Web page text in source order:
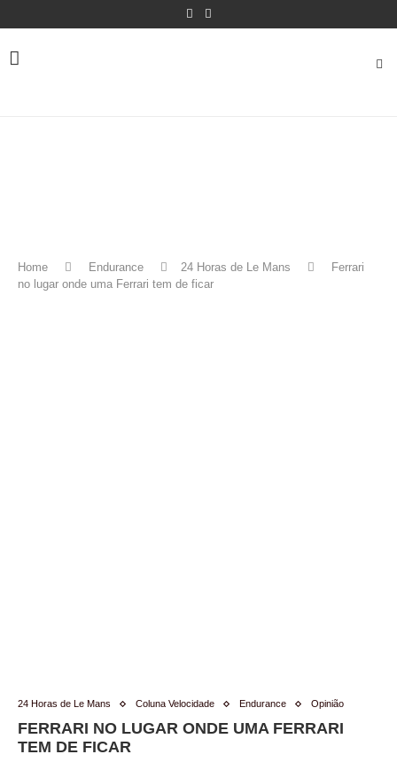
Home Endurance 24 Horas de Le Mans
Ferrari
no lugar onde uma Ferrari tem de ficar
24 Horas de Le Mans Coluna Velocidade Endurance Opinião
FERRARI NO LUGAR ONDE UMA FERRARI
TEM DE FICAR